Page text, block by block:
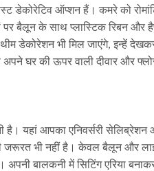
बेस्ट डेकोरेटिव ऑप्शन हैं। कमरे को
बैलून के साथ प्लास्टिक रिबन और
डेकोरेशन भी मिल जाएंगे, इन्हें
घर की ऊपर वाली दीवार और
यहां आपका एनिवर्सरी सेलिब्रेशन
जरूरत भी नहीं है। केवल बैलून और
अपनी बालकनी में सिटिंग एरिया